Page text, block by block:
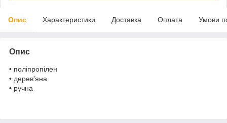
Опис Характеристики Доставка Оплата Умови
Опис
• поліпропілен
• дерев'яна
• ручна